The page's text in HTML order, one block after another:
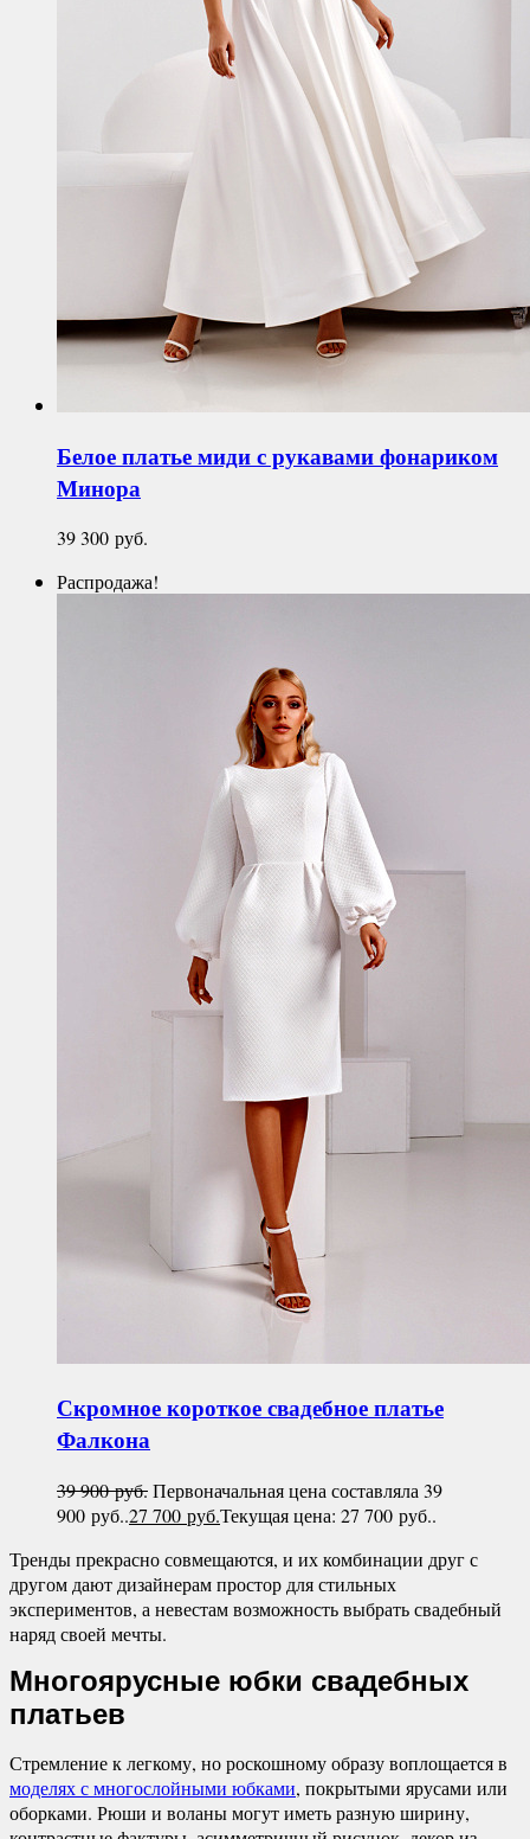
Белое платье миди с рукавами фонариком
Минора
39 300 руб.
Распродажа!
Скромное короткое свадебное платье
Фалкона
39 900руб.Первоначальная цена составляла 39
900 руб..27 700 руб.Текущая цена: 27 700 руб..
Тренды прекрасно совмещаются, и их комбинации друг с
другом дают дизайнерам простор для стильных
экспериментов, а невестам возможность выбрать свадебный
наряд своей мечты.
Многоярусные юбки свадебных
платьев
Стремление к легкому, но роскошному образу воплощается в
моделях с многослойными юбками, покрытыми ярусами или
оборками. Рюши и воланы могут иметь разную ширину,